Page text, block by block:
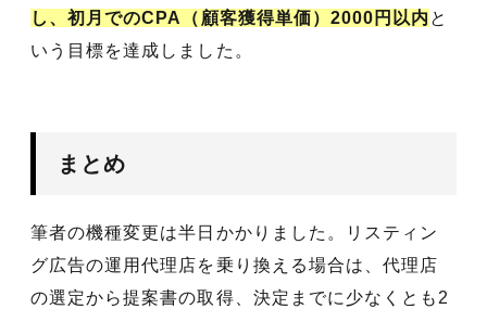
し、初月でのCPA（顧客獲得単価）2000円以内 と
いう目標を達成しました。
まとめ
筆者の機種変更は半日かかりました。リスティン
グ広告の運用代理店を乗り換える場合は、代理店
の選定から提案書の取得、決定までに少なくとも2